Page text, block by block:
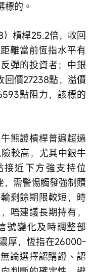
標的。
槓桿25.2倍，收回
離當前恆指水平有
彈的投資者；中銀
回價27238點，溢價
點阻力，該標的
熊證槓桿普遍超過
較高，尤其中銀牛
接近下方強支持位
需警惕觸發強制贖
剩餘期限較短，時
唔建議長期持有，
號變化及時調整部
厚，恆指在26000-
論選擇認購證、認